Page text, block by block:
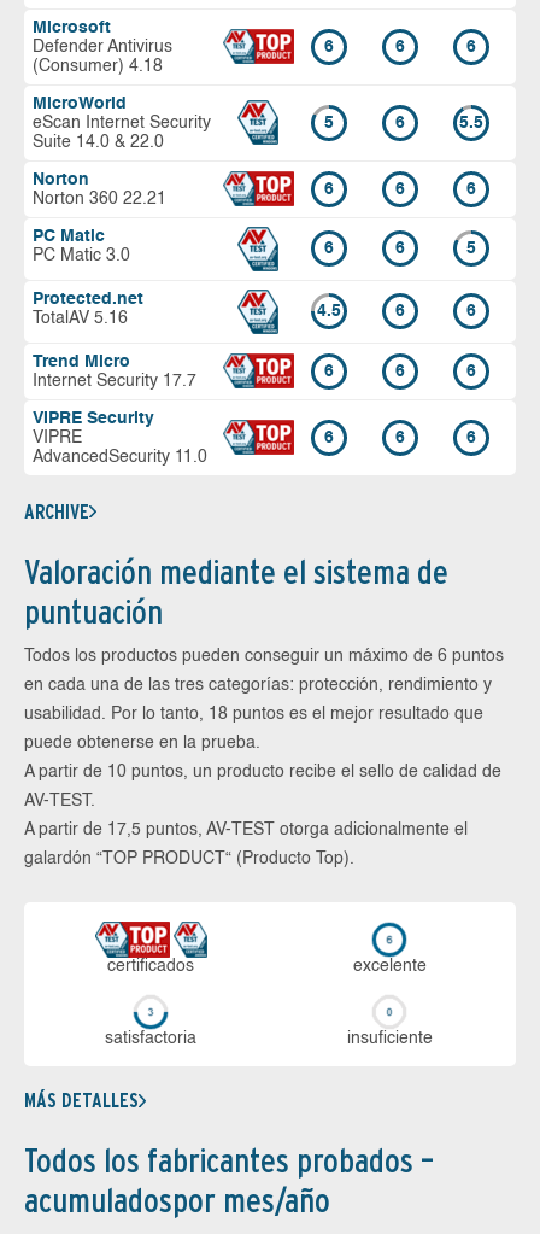
Microsoft
Defender Antivirus
(Consumer) 4.18
6 6 6
MicroWorld
eScan Internet Security
Suite 14.0 & 22.0
5 6 5.5
Norton
Norton 360 22.21
6 6 6
PC Matic
PC Matic 3.0
6 6 5
Protected.net
TotalAV 5.16
4.5 6 6
Trend Micro
Internet Security 17.7
6 6 6
VIPRE Security
VIPRE
AdvancedSecurity 11.0
6 6 6
ARCHIVE
Valoración mediante el sistema de
puntuación
Todos los productos pueden conseguir un máximo de 6 puntos
en cada una de las tres categorías: protección, rendimiento y
usabilidad. Por lo tanto, 18 puntos es el mejor resultado que
puede obtenerse en la prueba.
A partir de 10 puntos, un producto recibe el sello de calidad de
AV-TEST.
A partir de 17,5 puntos, AV-TEST otorga adicionalmente el
galardón “TOP PRODUCT“ (Producto Top).
certi­ficados ex­ce­len­te
sa­tis­fac­to­ria in­su­fi­cien­te
MÁS DETALLES
Todos los fabricantes probados –
acumuladospor mes/año